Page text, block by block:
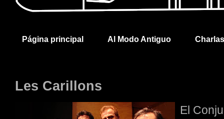
Página principal Al Modo Antiguo
Les Carillons
El